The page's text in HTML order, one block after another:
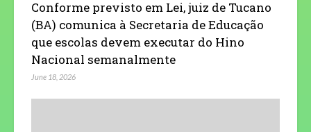
Conforme previsto em Lei, juiz de Tucano
(BA) comunica à Secretaria de Educação
que escolas devem executar do Hino
Nacional semanalmente
June 18, 2026